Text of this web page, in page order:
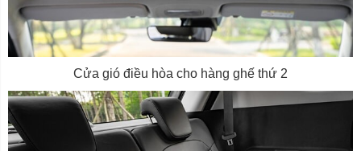
Cửa gió điều hòa cho hàng ghế thứ 2